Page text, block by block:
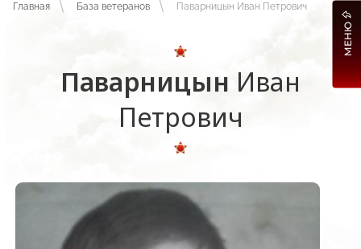
Главная База ветеранов Паварницын Иван Петрович
Паварницын Иван
Петрович
МЕНЮ